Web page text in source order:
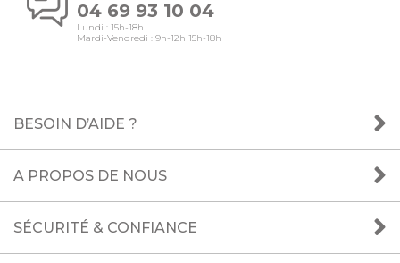
04 69 93 10 04
Lundi : 15h-18h
Mardi-Vendredi : 9h-12h 15h-18h
BESOIN D’AIDE ?
A PROPOS DE NOUS
SÉCURITÉ & CONFIANCE